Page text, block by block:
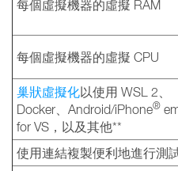
每個虛擬機器的虛擬 RAM
每個虛擬機器的虛擬 CPU
巢狀虛擬化以使用 WSL 2、
Docker、Android/iPhone®
for VS，以及其他**
使用連結複製便利地進行測